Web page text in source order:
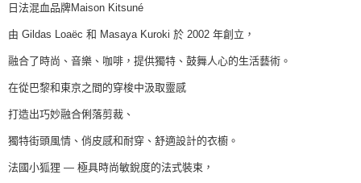
日法混血品牌Maison Kitsuné
由 Gildas Loaëc 和 Masaya Kuroki 於 2002 年創立，
融合了時尚、音樂、咖啡，提供獨特、鼓舞人心的生活藝術。
在從巴黎和東京之間的穿梭中汲取靈感
打造出巧妙融合俐落剪裁、
獨特街頭風情、俏皮感和耐穿、舒適設計的衣櫥。
法國小狐狸 — 極具時尚敏銳度的法式裝束，